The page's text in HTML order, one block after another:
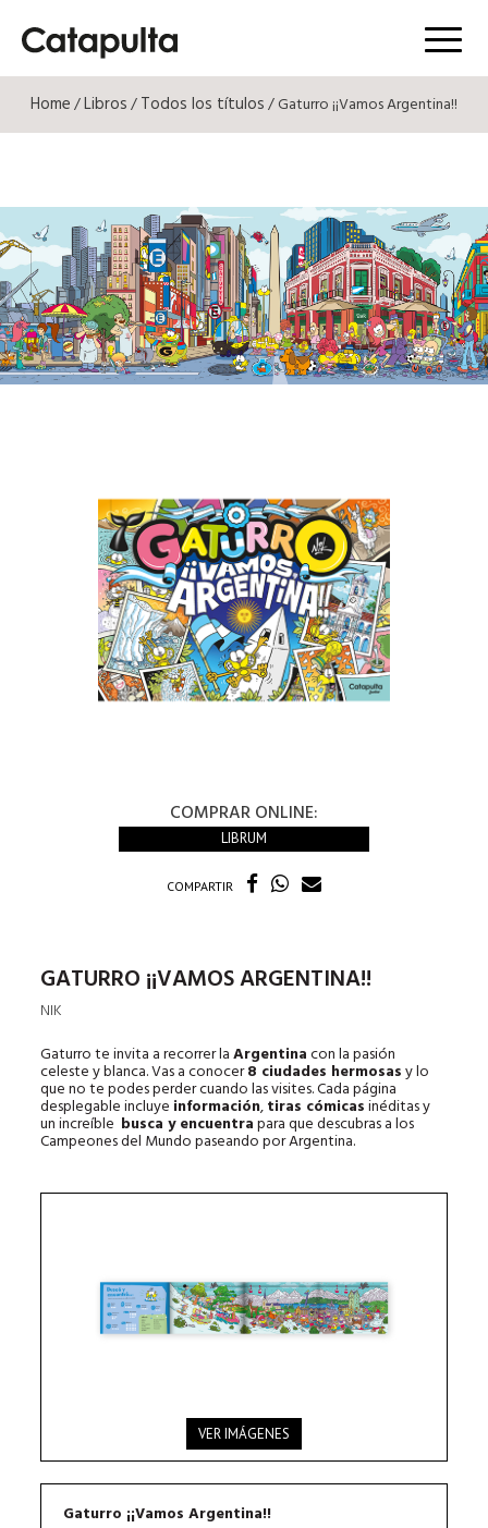
Menú
Home/Libros/Todos los títulos/ Gaturro ¡¡Vamos Argentina!!
COMPRAR ONLINE:
LIBRUM
COMPARTIR
GATURRO ¡¡VAMOS ARGENTINA!!
NIK
Gaturro te invita a recorrer laArgentinacon la pasión
celeste y blanca. Vas a conocer8 ciudades hermosasy lo
que no te podes perder cuando las visites. Cada página
desplegable incluye información,tiras cómicasinéditas y
un increíble busca y encuentrapara que descubras a los
Campeones del Mundo paseando por Argentina.
VER IMÁGENES
Gaturro ¡¡Vamos Argentina!!